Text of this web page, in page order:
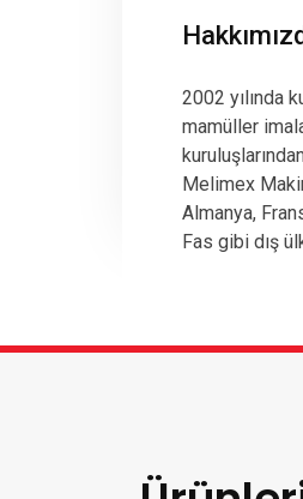
2002 yılında
mamüller
Melimex
Almanya,
Fas gibi dış